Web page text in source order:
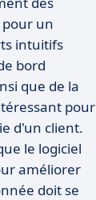
un
intuitifs
bord
que de la
pour
d'un client.
le logiciel
améliorer
doit se